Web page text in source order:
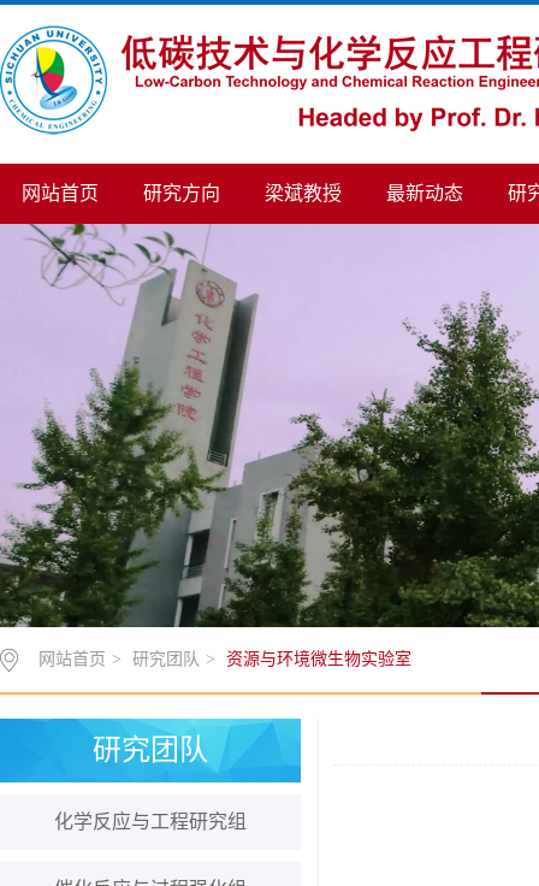
网站首页 研究方向 梁斌教授 最新动态 研
网站首页 > 研究团队 > 资源与环境微生物实验室
研究团队
化学反应与工程研究组